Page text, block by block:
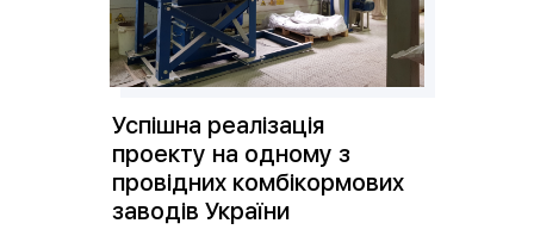
Успішна реалізація
проекту на одному з
провідних комбікормових
заводів України